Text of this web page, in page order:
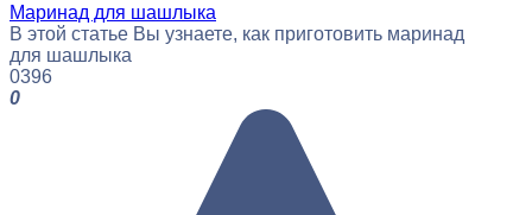
Маринад для шашлыка
В этой статье Вы узнаете, как приготовить маринад
для шашлыка
0396
0